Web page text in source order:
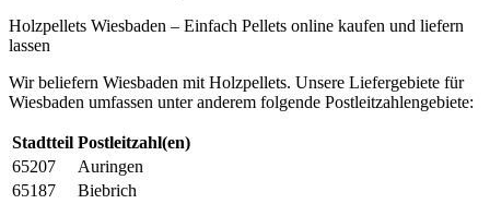
Holzpellets Wiesbaden – Einfach Pellets online kaufen und liefern
lassen
Wir beliefern Wiesbaden mit Holzpellets. Unsere Liefergebiete für
Wiesbaden umfassen unter anderem folgende Postleitzahlengebiete:
Stadtteil Postleitzahl(en)
65207
Auringen
65187
Biebrich